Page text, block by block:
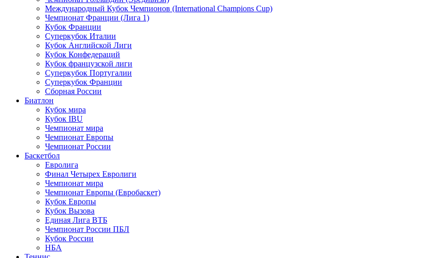
Международный Кубок Чемпионов (International Champions Cup)
Чемпионат Франции (Лига 1)
Кубок Франции
Суперкубок Италии
Кубок Английской Лиги
Кубок Конфедераций
Кубок французской лиги
Суперкубок Португалии
Суперкубок Франции
Сборная России
Биатлон
Кубок мира
Кубок IBU
Чемпионат мира
Чемпионат Европы
Чемпионат России
Баскетбол
Евролига
Финал Четырех Евролиги
Чемпионат мира
Чемпионат Европы (Евробаскет)
Кубок Европы
Кубок Вызова
Единая Лига ВТБ
Чемпионат России ПБЛ
Кубок России
НБА